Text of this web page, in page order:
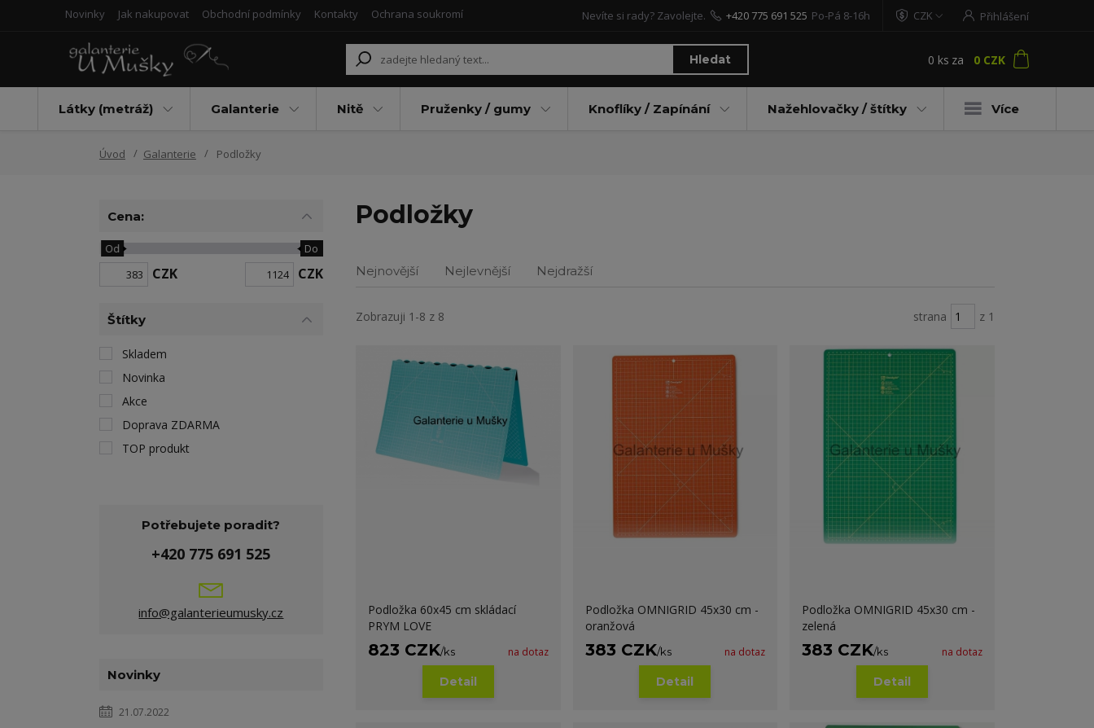
Novinky Jak nakupovat Obchodní podmínky Kontakty Ochrana soukromí CZK Přihlášení
Hledat
Nevíte si rady? Zavolejte. +420 775 691 525 Po-Pá 8-16h
0 ks za 0 CZK
Látky (metráž) Galanterie Nitě Pruženky / gumy Knoflíky / Zapínání Nažehlovačky / štítky Více
Úvod Galanterie Podložky
Podložky
Nejnovější Nejlevnější Nejdražší
Zobrazuji 1-8 z 8 strana z 1
Podložka 60x45 cm skládací
PRYM LOVE
823 CZK/ks na dotaz
Detail
Podložka OMNIGRID 45x30 cm -
oranžová
383 CZK/ks na dotaz
Detail
Podložka OMNIGRID 45x30 cm -
zelená
383 CZK/ks na dotaz
Detail
Cena:
CZK
Od Do
CZK
Štítky
Skladem
Novinka
Akce
Doprava ZDARMA
TOP produkt
Potřebujete poradit?
+420 775 691 525
info@galanterieumusky.cz
Novinky
21.07.2022